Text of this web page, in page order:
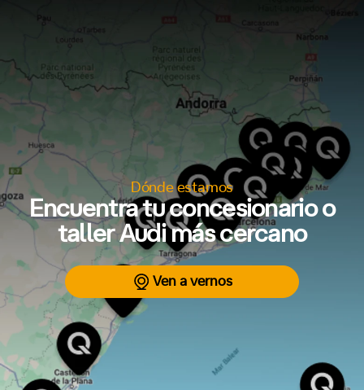
Dónde estamos
Encuentra tu concesionario o
taller Audi más cercano
Ven a vernos